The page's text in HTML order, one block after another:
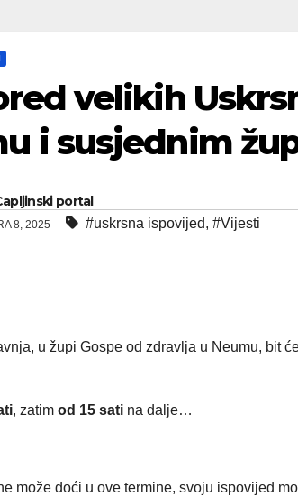
velikih
i susjednim
portal
8, 2025 #uskrsna ispovijed, #Vijesti
u župi Gospe od zdravlja u Neumu, bit
, zatim od 15 sati na dalje…
može doći u ove termine, svoju ispovijed